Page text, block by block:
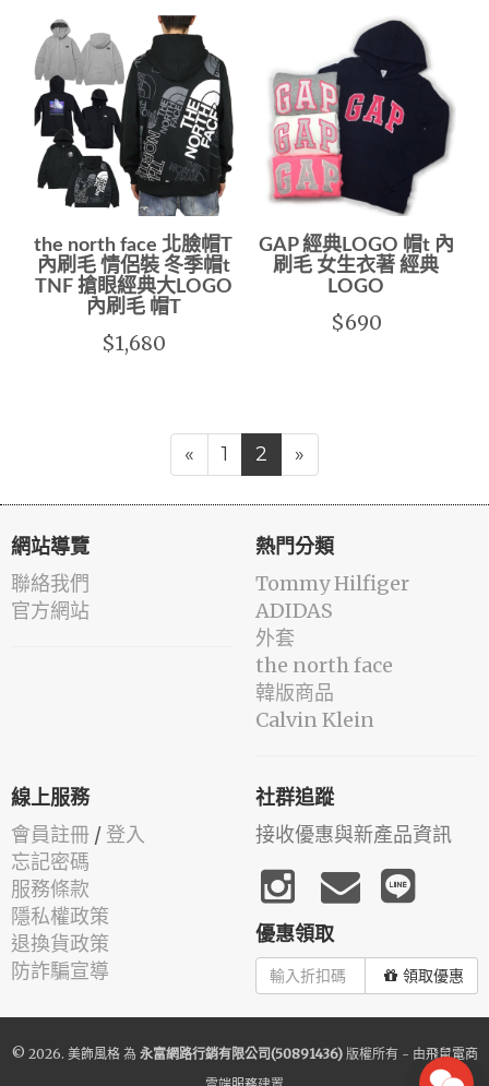
the north face 北臉帽T
內刷毛 情侶裝 冬季帽t
TNF 搶眼經典大LOGO
內刷毛 帽T
$1,680
GAP 經典LOGO 帽t 內
刷毛 女生衣著 經典
LOGO
$690
« 1 2 »
網站導覽
聯絡我們
官方網站
熱門分類
Tommy Hilfiger
ADIDAS
外套
the north face
韓版商品
Calvin Klein
線上服務
會員註冊 / 登入
忘記密碼
服務條款
隱私權政策
退換貨政策
防詐騙宣導
社群追蹤
接收優惠與新產品資訊
優惠領取
領取優惠
© 2026. 美飾風格為 永富網路行銷有限公司(50891436)版權所有 - 由飛鼠電商